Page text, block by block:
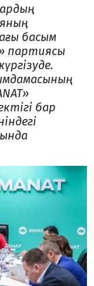
басым
партиясы
бар